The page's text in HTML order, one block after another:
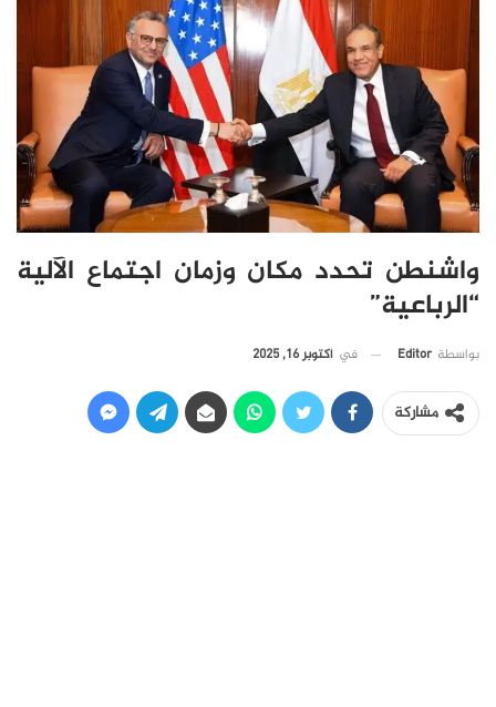
واشنطن تحدد مكان وزمان اجتماع الآلية
“الرباعية”
بواسطة Editor في أكتوبر 16, 2025
مشاركة